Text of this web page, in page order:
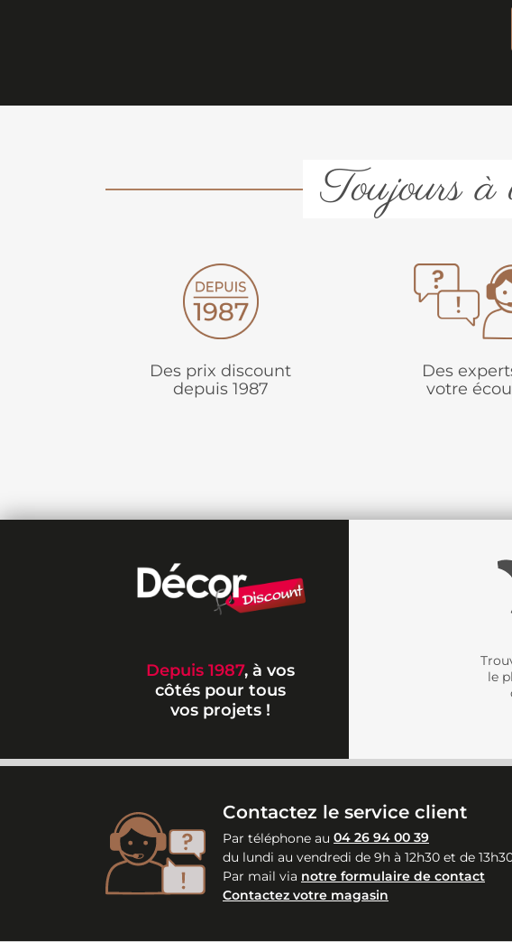
Toujours à
Des prix discount
depuis 1987
Des
votre
Depuis 1987, à vos
côtés pour tous
vos projets !
le
Contactez le service client
Par téléphone au 04 26 94 00 39
du lundi au vendredi de 9h à 12h30 et de
Par mail via notre formulaire de contact
Contactez votre magasin